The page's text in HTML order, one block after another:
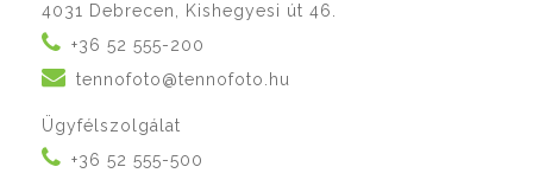
4031 Debrecen, Kishegyesi út 46.
+36 52 555-200
tennofoto@tennofoto.hu
Ügyfélszolgálat
+36 52 555-500